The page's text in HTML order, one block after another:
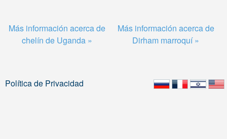
Más información acerca de
chelín de Uganda »
Más información acerca de
Dirham marroquí »
Política de Privacidad